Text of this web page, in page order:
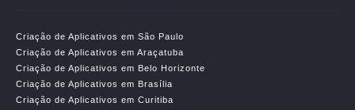
Criação de Aplicativos em São Paulo
Criação de Aplicativos em Araçatuba
Criação de Aplicativos em Belo Horizonte
Criação de Aplicativos em Brasília
Criação de Aplicativos em Curitiba